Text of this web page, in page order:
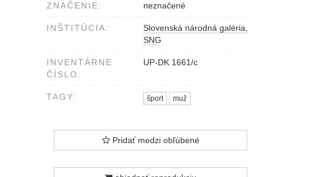
ZNAČENIE: neznačené
INŠTITÚCIA:
Slovenská národná galéria,
SNG
INVENTÁRNE
ČÍSLO:
UP-DK 1661/c
TAGY: šport muž
Pridať medzi obľúbené